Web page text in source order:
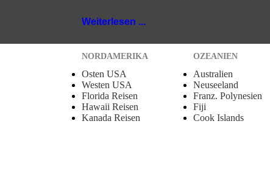
Weiterlesen ...
NORDAMERIKA
Osten USA
Westen USA
Florida Reisen
Hawaii Reisen
Kanada Reisen
OZEANIEN
Australien
Neuseeland
Franz. Polynesien
Fiji
Cook Islands